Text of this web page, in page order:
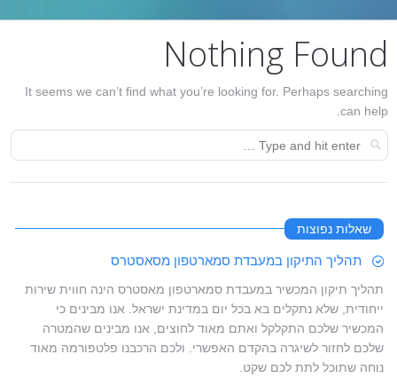
Nothing Found
It seems we can’t find what you’re looking for. Perhaps searching
can help.
שאלות נפוצות
תהליך התיקון במעבדת סמארטפון מסאסטרס
תהליך תיקון המכשיר במעבדת סמארטפון מאסטרס הינה חווית שירות
ייחודית, שלא נתקלים בא בכל יום במדינת ישראל. אנו מבינים כי
המכשיר שלכם התקלקל ואתם מאוד לחוצים, אנו מבינים שהמטרה
שלכם לחזור לשיגרה בהקדם האפשרי. ולכם הרכבנו פלטפורמה מאוד
נוחה שתוכל לתת לכם שקט.